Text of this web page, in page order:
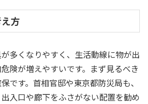
方
多くなりやすく、生活動線に物が出
険が増えやすいです。まず見るべき
です。首相官邸や東京都防災局も、
入口や廊下をふさがない配置を勧め